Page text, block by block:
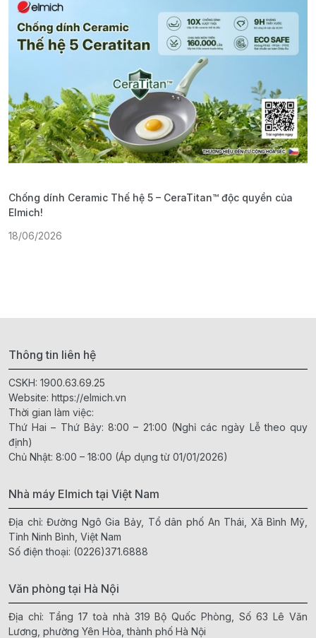
Chống dính Ceramic Thế hệ 5 – CeraTitan™ độc quyền của
Elmich!
18/06/2026
Thông tin liên hệ
CSKH: 1900.63.69.25
Website: https://elmich.vn
Thời gian làm việc:
Thứ Hai – Thứ Bảy: 8:00 – 21:00 (Nghỉ các ngày Lễ theo quy
định)
Chủ Nhật: 8:00 – 18:00 (Áp dụng từ 01/01/2026)
Nhà máy Elmich tại Việt Nam
Địa chỉ: Đường Ngô Gia Bảy, Tổ dân phố An Thái, Xã Bình Mỹ,
Tỉnh Ninh Bình, Việt Nam
Số điện thoại: (0226)371.6888
Văn phòng tại Hà Nội
Địa chỉ: Tầng 17 toà nhà 319 Bộ Quốc Phòng, Số 63 Lê Văn
Lương, phường Yên Hòa, thành phố Hà Nội